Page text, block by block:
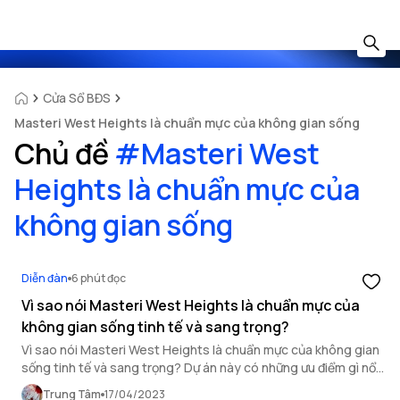
Cửa Sổ BĐS
Masteri West Heights là chuẩn mực của không gian sống
Chủ đề #Masteri West
Heights là chuẩn mực của
không gian sống
Diễn đàn 6 phút đọc
Vì sao nói Masteri West Heights là chuẩn mực của
không gian sống tinh tế và sang trọng?
Vì sao nói Masteri West Heights là chuẩn mực của không gian
sống tinh tế và sang trọng? Dự án này có những ưu điểm gì nổi
bật thu hút nhiều khách hàng như vậy? Cùng OneHousing tìm
Trung Tâm 17/04/2023